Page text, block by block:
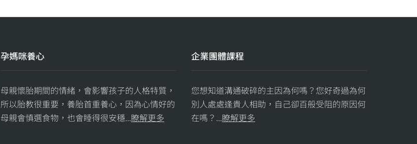
孕媽咪養心
母親懷胎期間的情緒，會影響孩子的人格特質，
所以胎教很重要，養胎首重養心，因為心情好的
母親會慎選食物，也會睡得很安穩...瞭解更多
企業團體課程
您想知道溝通破碎的主因為何嗎？您好奇過為何
別人處處逢貴人相助，自己卻百般受阻的原因何
在嗎？...瞭解更多